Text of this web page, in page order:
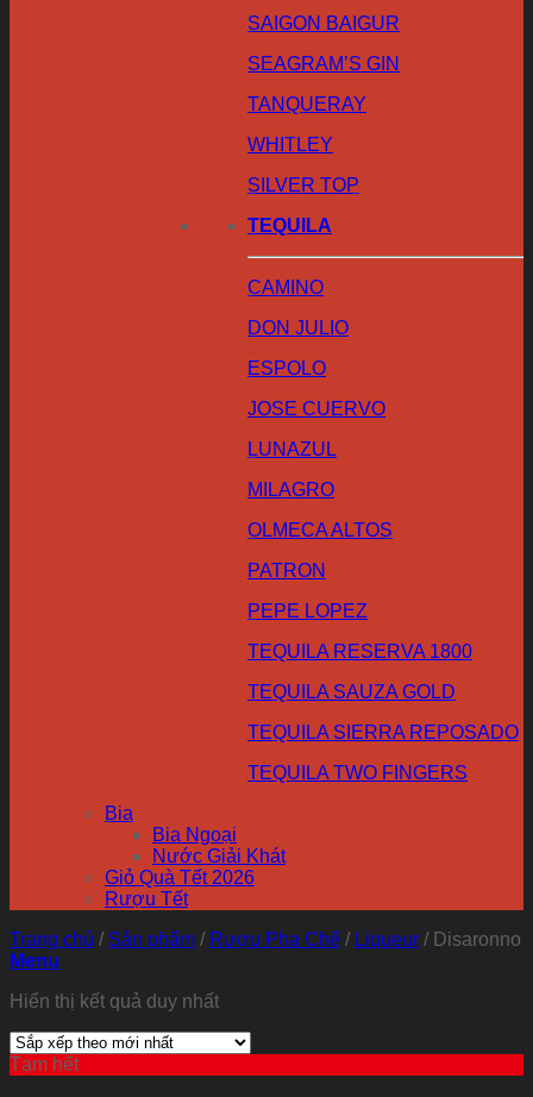
SAIGON BAIGUR
SEAGRAM’S GIN
TANQUERAY
WHITLEY
SILVER TOP
TEQUILA
CAMINO
DON JULIO
ESPOLO
JOSE CUERVO
LUNAZUL
MILAGRO
OLMECA ALTOS
PATRON
PEPE LOPEZ
TEQUILA RESERVA 1800
TEQUILA SAUZA GOLD
TEQUILA SIERRA REPOSADO
TEQUILA TWO FINGERS
Bia
Bia Ngoại
Nước Giải Khát
Giỏ Quà Tết 2026
Rượu Tết
Trang chủ / Sản phẩm / Rượu Pha Chế / Liqueur / Disaronno
Menu
Hiển thị kết quả duy nhất
Tạm hết